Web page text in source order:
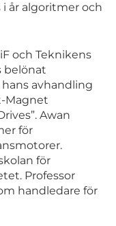
år algoritmer och
och Teknikens
belönat
hans avhandling
Magnet
Awan
för
för
Professor
handledare för